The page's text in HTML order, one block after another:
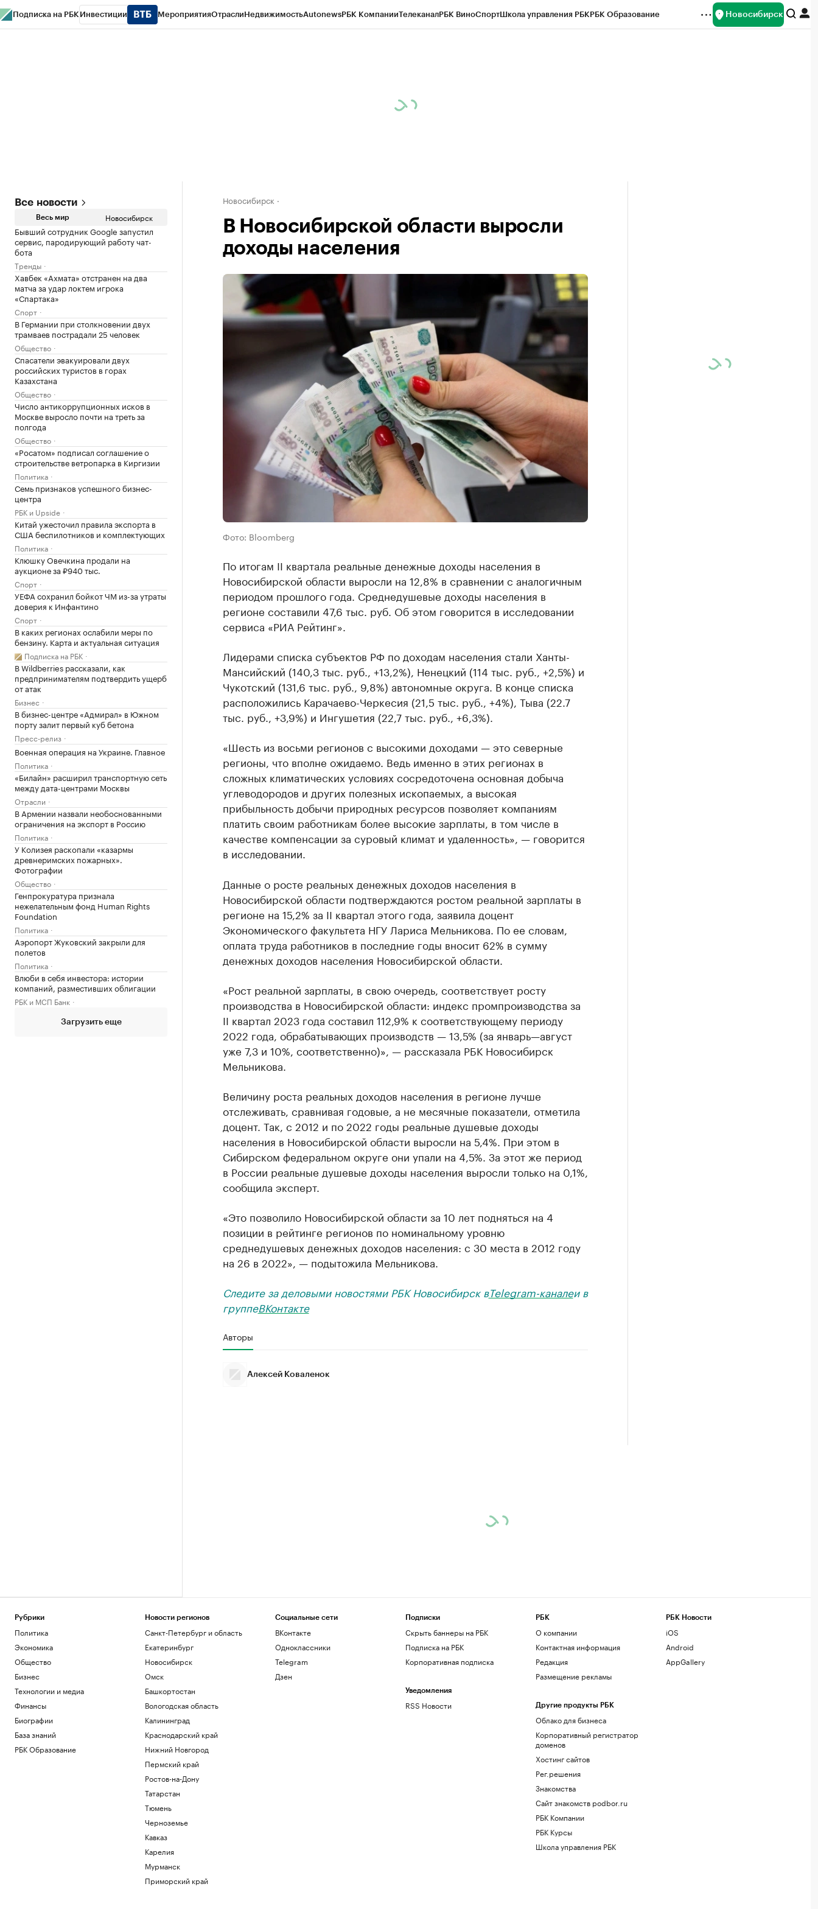
Подписка на РБК Инвестиции МероприятияОтраслиНедвижимостьAutonewsРБК КомпанииТелеканалРБК ВиноСпортШкола управления РБКРБК Образование Новосибирск
Все новости
Весь мир Новосибирск
Бывший сотрудник Google запустил
сервис, пародирующий работу чат-
бота
Тренды
Хавбек «Ахмата» отстранен на два
матча за удар локтем игрока
«Спартака»
Спорт
В Германии при столкновении двух
трамваев пострадали 25 человек
Общество
Спасатели эвакуировали двух
российских туристов в горах
Казахстана
Общество
Число антикоррупционных исков в
Москве выросло почти на треть за
полгода
Общество
«Росатом» подписал соглашение о
строительстве ветропарка в Киргизии
Политика
Семь признаков успешного бизнес-
центра
РБК и Upside
Китай ужесточил правила экспорта в
США беспилотников и комплектующих
Политика
Клюшку Овечкина продали на
аукционе за ₽940 тыс.
Спорт
УЕФА сохранил бойкот ЧМ из-за утраты
доверия к Инфантино
Спорт
В каких регионах ослабили меры по
бензину. Карта и актуальная ситуация
Подписка на РБК
В Wildberries рассказали, как
предпринимателям подтвердить ущерб
от атак
Бизнес
В бизнес-центре «Адмирал» в Южном
порту залит первый куб бетона
Пресс-релиз
Военная операция на Украине. Главное
Политика
«Билайн» расширил транспортную сеть
между дата-центрами Москвы
Отрасли
В Армении назвали необоснованными
ограничения на экспорт в Россию
Политика
У Колизея раскопали «казармы
древнеримских пожарных».
Фотографии
Общество
Генпрокуратура признала
нежелательным фонд Human Rights
Foundation
Политика
Аэропорт Жуковский закрыли для
полетов
Политика
Влюби в себя инвестора: истории
компаний, разместивших облигации
РБК и МСП Банк
Загрузить еще
Новосибирск
В Новосибирской области выросли
доходы населения
Фото: Bloomberg
По итогам II квартала реальные денежные доходы населения в
Новосибирской области выросли на 12,8% в сравнении с аналогичным
периодом прошлого года. Среднедушевые доходы населения в
регионе составили 47,6 тыс. руб. Об этом говорится в исследовании
сервиса «РИА Рейтинг».
Лидерами списка субъектов РФ по доходам населения стали Ханты-
Мансийский (140,3 тыс. руб., +13,2%), Ненецкий (114 тыс. руб., +2,5%) и
Чукотский (131,6 тыс. руб., 9,8%) автономные округа. В конце списка
расположились Карачаево-Черкесия (21,5 тыс. руб., +4%), Тыва (22.7
тыс. руб., +3,9%) и Ингушетия (22,7 тыс. руб., +6,3%).
«Шесть из восьми регионов с высокими доходами — это северные
регионы, что вполне ожидаемо. Ведь именно в этих регионах в
сложных климатических условиях сосредоточена основная добыча
углеводородов и других полезных ископаемых, а высокая
прибыльность добычи природных ресурсов позволяет компаниям
платить своим работникам более высокие зарплаты, в том числе в
качестве компенсации за суровый климат и удаленность», — говорится
в исследовании.
Данные о росте реальных денежных доходов населения в
Новосибирской области подтверждаются ростом реальной зарплаты в
регионе на 15,2% за II квартал этого года, заявила доцент
Экономического факультета НГУ Лариса Мельникова. По ее словам,
оплата труда работников в последние годы вносит 62% в сумму
денежных доходов населения Новосибирской области.
«Рост реальной зарплаты, в свою очередь, соответствует росту
производства в Новосибирской области: индекс промпроизводства за
II квартал 2023 года составил 112,9% к соответствующему периоду
2022 года, обрабатывающих производств — 13,5% (за январь—август
уже 7,3 и 10%, соответственно)», — рассказала РБК Новосибирск
Мельникова.
Величину роста реальных доходов населения в регионе лучше
отслеживать, сравнивая годовые, а не месячные показатели, отметила
доцент. Так, с 2012 и по 2022 годы реальные душевые доходы
населения в Новосибирской области выросли на 5,4%. При этом в
Сибирском федеральном округе они упали на 4,5%. За этот же период
в России реальные душевые доходы населения выросли только на 0,1%,
сообщила эксперт.
«Это позволило Новосибирской области за 10 лет подняться на 4
позиции в рейтинге регионов по номинальному уровню
среднедушевых денежных доходов населения: с 30 места в 2012 году
на 26 в 2022», — подытожила Мельникова.
Следите за деловыми новостями РБК Новосибирск вTelegram-каналеи в
группеВКонтакте
Авторы
Алексей Коваленок
Рубрики
Политика
Экономика
Общество
Бизнес
Технологии и медиа
Финансы
Биографии
База знаний
РБК Образование
Новости регионов
Санкт-Петербург и область
Екатеринбург
Новосибирск
Омск
Башкортостан
Вологодская область
Калининград
Краснодарский край
Нижний Новгород
Пермский край
Ростов-на-Дону
Татарстан
Тюмень
Черноземье
Кавказ
Карелия
Мурманск
Приморский край
Социальные сети
ВКонтакте
Одноклассники
Telegram
Дзен
Подписки
Скрыть баннеры на РБК
Подписка на РБК
Корпоративная подписка
Уведомления
RSS Новости
РБК
О компании
Контактная информация
Редакция
Размещение рекламы
Другие продукты РБК
Облако для бизнеса
Корпоративный регистратор
доменов
Хостинг сайтов
Рег.решения
Знакомства
Сайт знакомств podbor.ru
РБК Компании
РБК Курсы
Школа управления РБК
РБК Новости
iOS
Android
AppGallery